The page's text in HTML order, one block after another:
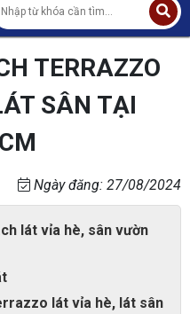
TERRAZZO
SÂN TẠI
Ngày đăng: 27/08/2024
lát vỉa hè, sân vườn
lát vỉa hè, lát sân